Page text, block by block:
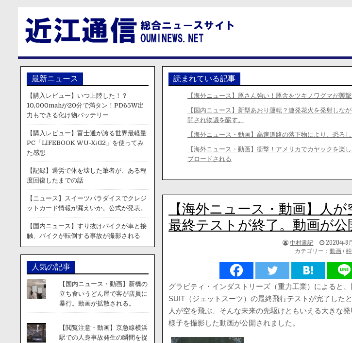
読まれている記事
【海外ニュース】豚さん強い！豚舎をツキノワグマが襲
【国内ニュース】新型あおり運転？連発花火を発射しな
開され物議を醸す。
【海外ニュース・動画】高速道路の落下物により、恐ろ
【海外ニュース・動画】衝撃！アメリカでカヤックを楽
プロードされる
【海外ニュース・動画】人が
最終テストが終了。動画が公
著
者:
中村書記
掲
載
日：
2020年8
カテゴリー：動画 /
グラビティ・インダストリーズ（重力工業）によると
SUIT（ジェットスーツ）の最終飛行テストが完了したと
人が空を飛ぶ、そんな未来の先駆けともいえる大きな
様子を撮影した動画が公開されました。
最新ニュース
【購入レビュー】いつ上陸した！？
10,000mahが20分で満タン！PD65W出
力もできる化け物バッテリー
【購入レビュー】富士通が誇る世界最軽量
PC「LIFEBOOK WU-X/G2」を使ってみ
た感想
【記録】過労で体を壊した筆者が、ある程
度回復したまでの話
【ニュース】スイーツパラダイスでクレジ
ットカード情報が漏えいか。公式が発表。
【国内ニュース】すり抜けバイクが車と接
触、バイクが転倒する事故が撮影される
人気の記事
【国内ニュース・動画】新橋の
立ち食いうどん屋で客が店員に
暴行。動画が拡散される。
【閲覧注意・動画】京急線横浜
駅での人身事故発生の瞬間を捉